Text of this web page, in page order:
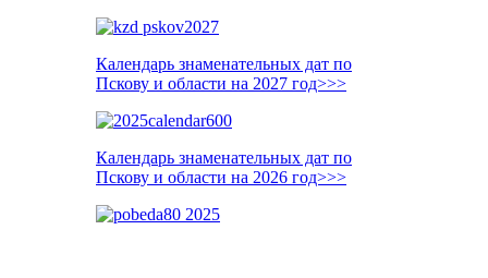
Календарь знаменательных дат по
Пскову и области на 2027 год>>>
Календарь знаменательных дат по
Пскову и области на 2026 год>>>